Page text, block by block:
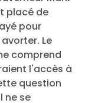
placé de
pour
Le
comprend
l'accès à
question
ne se